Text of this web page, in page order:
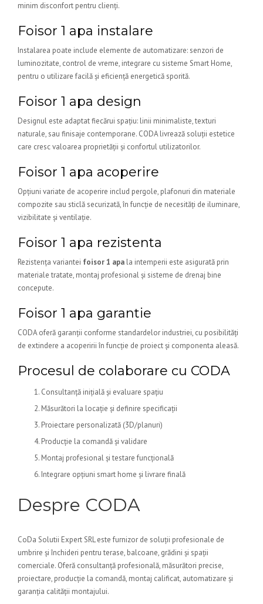
minim disconfort pentru clienți.
Foisor 1 apa instalare
Instalarea poate include elemente de automatizare: senzori de
luminozitate, control de vreme, integrare cu sisteme Smart Home,
pentru o utilizare facilă și eficiență energetică sporită.
Foisor 1 apa design
Designul este adaptat fiecărui spațiu: linii minimaliste, texturi
naturale, sau finisaje contemporane. CODA livrează soluții estetice
care cresc valoarea proprietății și confortul utilizatorilor.
Foisor 1 apa acoperire
Opțiuni variate de acoperire includ pergole, plafonuri din materiale
compozite sau sticlă securizată, în funcție de necesități de iluminare,
vizibilitate și ventilație.
Foisor 1 apa rezistenta
Rezistența variantei foisor 1 apa la intemperii este asigurată prin
materiale tratate, montaj profesional și sisteme de drenaj bine
concepute.
Foisor 1 apa garantie
CODA oferă garanții conforme standardelor industriei, cu posibilități
de extindere a acoperirii în funcție de proiect și componenta aleasă.
Procesul de colaborare cu CODA
Consultanță inițială și evaluare spațiu
Măsurători la locație și definire specificații
Proiectare personalizată (3D/planuri)
Producție la comandă și validare
Montaj profesional și testare funcțională
Integrare opțiuni smart home și livrare finală
Despre CODA
CoDa Solutii Expert SRL este furnizor de soluții profesionale de
umbrire și închideri pentru terase, balcoane, grădini și spații
comerciale. Oferă consultanță profesională, măsurători precise,
proiectare, producție la comandă, montaj calificat, automatizare și
garanția calității montajului.